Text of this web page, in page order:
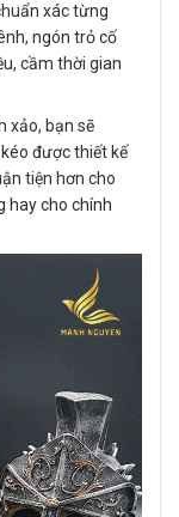
xác từng
ngón trỏ cố
cầm thời gian
xảo, bạn sẽ
được thiết kế
tiện hơn cho
hay cho chính